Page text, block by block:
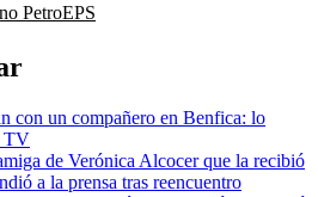
PetroEPS
con un compañero en Benfica: lo
TV
de Verónica Alcocer que la recibió
a la prensa tras reencuentro